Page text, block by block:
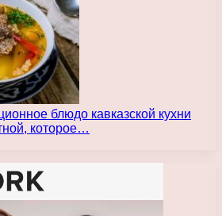
блюдо кавказской кухни
которое…